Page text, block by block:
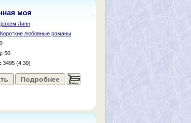
моя
Линн
Короткие любовные романы
50
3495 (4.30)
Подробнее ......